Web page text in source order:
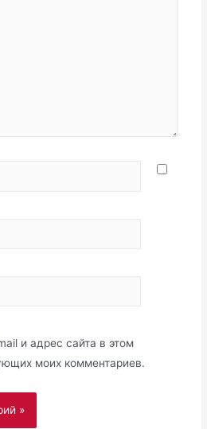
и адрес сайта в этом
моих комментариев.